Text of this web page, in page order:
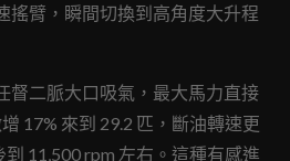
搖臂，瞬間切換到高角度大升程
督二脈大口吸氣，最大馬力直接
17% 來到 29.2 匹，斷油轉速更
11,500 rpm 左右。這種有感進